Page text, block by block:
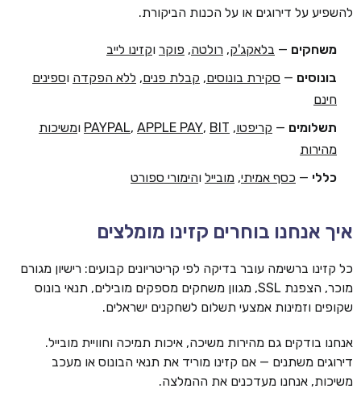
להשפיע על דירוגים או על הכנות הביקורת.
משחקים — בלאקג'ק, רולטה, פוקר וקזינו לייב
בונוסים — סקירת בונוסים, קבלת פנים, ללא הפקדה וספינים
חינם
תשלומים — קריפטו,
PAYPAL, APPLE PAY, BIT ומשיכות
מהירות
כללי — כסף אמיתי, מובייל והימורי ספורט
איך אנחנו בוחרים קזינו מומלצים
כל קזינו ברשימה עובר בדיקה לפי קריטריונים קבועים: רישיון מגורם
מוכר, הצפנת SSL, מגוון משחקים מספקים מובילים, תנאי בונוס
שקופים וזמינות אמצעי תשלום לשחקנים ישראלים.
אנחנו בודקים גם מהירות משיכה, איכות תמיכה וחוויית מובייל.
דירוגים משתנים — אם קזינו מוריד את תנאי הבונוס או מעכב
משיכות, אנחנו מעדכנים את ההמלצה.